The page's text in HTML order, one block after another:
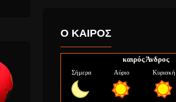
Ο ΚΑΙΡΟΣ
καιρός Άνδρος